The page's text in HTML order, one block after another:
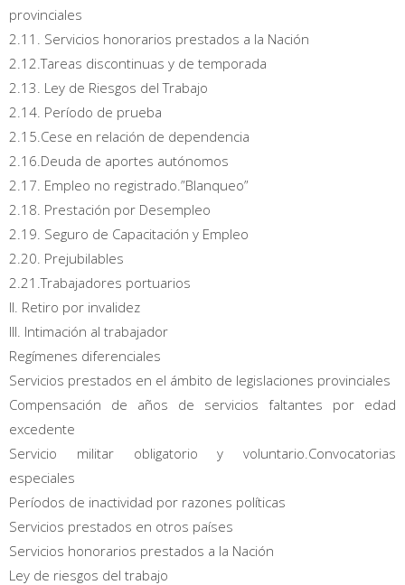
provinciales
2.11. Servicios honorarios prestados a la Nación
2.12.Tareas discontinuas y de temporada
2.13. Ley de Riesgos del Trabajo
2.14. Período de prueba
2.15.Cese en relación de dependencia
2.16.Deuda de aportes autónomos
2.17. Empleo no registrado.”Blanqueo”
2.18. Prestación por Desempleo
2.19. Seguro de Capacitación y Empleo
2.20. Prejubilables
2.21.Trabajadores portuarios
II. Retiro por invalidez
III. Intimación al trabajador
Regímenes diferenciales
Servicios prestados en el ámbito de legislaciones provinciales
Compensación de años de servicios faltantes por edad
excedente
Servicio militar obligatorio y voluntario.Convocatorias
especiales
Períodos de inactividad por razones políticas
Servicios prestados en otros países
Servicios honorarios prestados a la Nación
Ley de riesgos del trabajo